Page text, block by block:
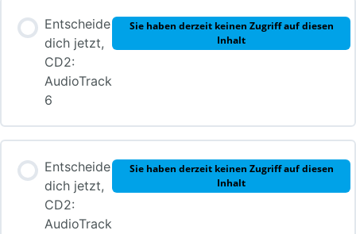
Entscheide
dich jetzt,
CD2:
AudioTrack
6
Sie haben derzeit keinen Zugriff auf diesen
Inhalt
Entscheide
dich jetzt,
CD2:
AudioTrack
Sie haben derzeit keinen Zugriff auf diesen
Inhalt